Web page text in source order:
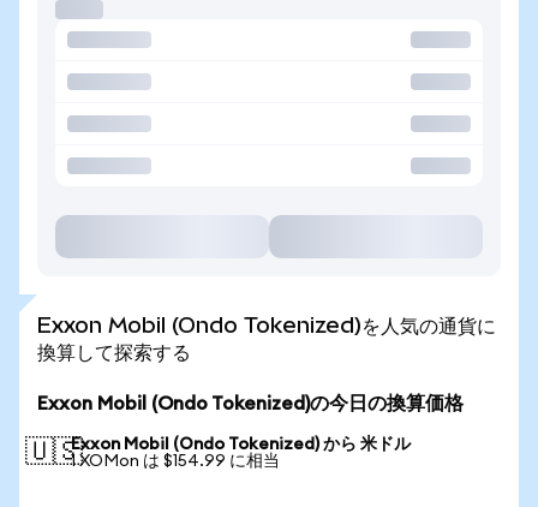
Exxon Mobil (Ondo Tokenized)を人気の通貨に
換算して探索する
Exxon Mobil (Ondo Tokenized)の今日の換算価格
🇺🇸Exxon Mobil (Ondo Tokenized) から 米ドル
1 XOMon は $154.99 に相当